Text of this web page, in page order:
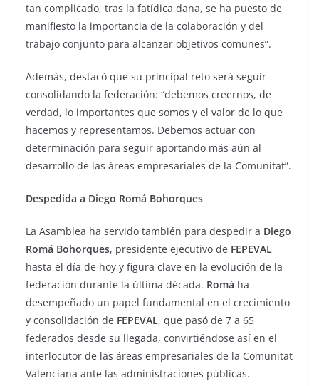
tan complicado, tras la fatídica dana, se ha puesto de
manifiesto la importancia de la colaboración y del
trabajo conjunto para alcanzar objetivos comunes”.
Además, destacó que su principal reto será seguir
consolidando la federación: “debemos creernos, de
verdad, lo importantes que somos y el valor de lo que
hacemos y representamos. Debemos actuar con
determinación para seguir aportando más aún al
desarrollo de las áreas empresariales de la Comunitat”.
Despedida a Diego Romá Bohorques
La Asamblea ha servido también para despedir a Diego
Romá Bohorques, presidente ejecutivo de FEPEVAL
hasta el día de hoy y figura clave en la evolución de la
federación durante la última década. Romá ha
desempeñado un papel fundamental en el crecimiento
y consolidación de FEPEVAL, que pasó de 7 a 65
federados desde su llegada, convirtiéndose así en el
interlocutor de las áreas empresariales de la Comunitat
Valenciana ante las administraciones públicas.